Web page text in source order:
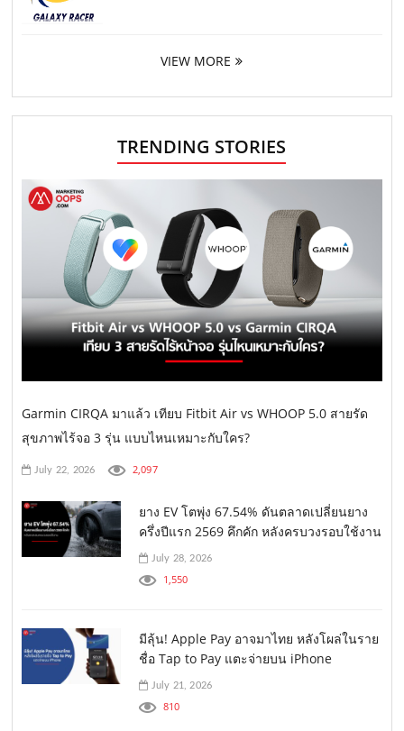
VIEW MORE
TRENDING STORIES
Garmin CIRQA มาแล้ว เทียบ Fitbit Air vs WHOOP 5.0 สายรัด
สุขภาพไร้จอ 3 รุ่น แบบไหนเหมาะกับใคร?
July 22, 2026 2,097
ยาง EV โตพุ่ง 67.54% ดันตลาดเปลี่ยนยาง
ครึ่งปีแรก 2569 คึกคัก หลังครบวงรอบใช้งาน
July 28, 2026
1,550
มีลุ้น! Apple Pay อาจมาไทย หลังโผล่ในราย
ชื่อ Tap to Pay แตะจ่ายบน iPhone
July 21, 2026
810